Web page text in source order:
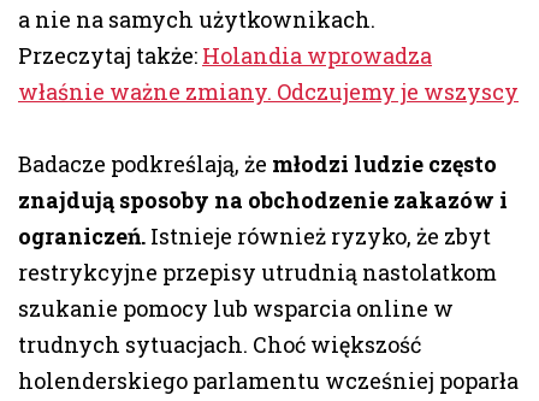
a nie na samych użytkownikach.
Przeczytaj także: Holandia wprowadza
właśnie ważne zmiany. Odczujemy je wszyscy
Badacze podkreślają, że młodzi ludzie często
znajdują sposoby na obchodzenie zakazów i
ograniczeń. Istnieje również ryzyko, że zbyt
restrykcyjne przepisy utrudnią nastolatkom
szukanie pomocy lub wsparcia online w
trudnych sytuacjach. Choć większość
holenderskiego parlamentu wcześniej poparła